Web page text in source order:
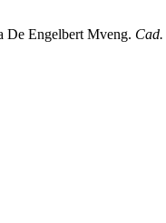
De Engelbert Mveng.